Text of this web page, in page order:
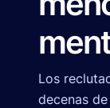
Los
decenas